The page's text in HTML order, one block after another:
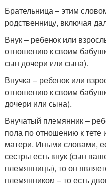
Брательница – этим
родственницу, включая
Внук – ребенок или
отношению к своим
сын дочери или сына).
Внучка – ребенок или
отношению к своим
дочери или сына).
Внучатый племянник –
пола по отношению к тете
матери. Иными словами,
сестры есть внук (сын
племянницы), то он
племянником – то есть